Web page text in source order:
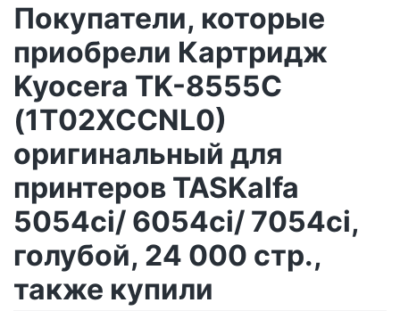
Покупатели, которые
приобрели Картридж
Kyocera TK-8555C
(1T02XCCNL0)
оригинальный для
принтеров TASKalfa
5054ci/ 6054ci/ 7054ci,
голубой, 24 000 стр.,
также купили